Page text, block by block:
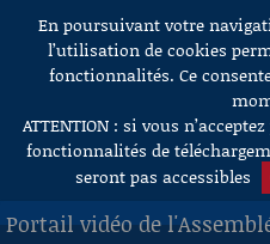
Aller au contenu
En poursuivant votre
l’utilisation de cookies
fonctionnalités. Ce
ATTENTION : si vous
fonctionnalités de
seront pas accessibles
Portail vidéo de